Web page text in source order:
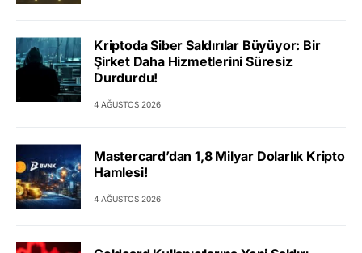
Kriptoda Siber Saldırılar Büyüyor: Bir
Şirket Daha Hizmetlerini Süresiz
Durdurdu!
4 AĞUSTOS 2026
Mastercard’dan 1,8 Milyar Dolarlık Kripto
Hamlesi!
4 AĞUSTOS 2026